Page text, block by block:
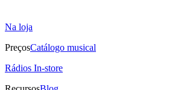
Na loja
PreçosCatálogo musical
Rádios In-store